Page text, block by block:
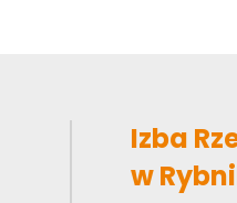
Izba
w